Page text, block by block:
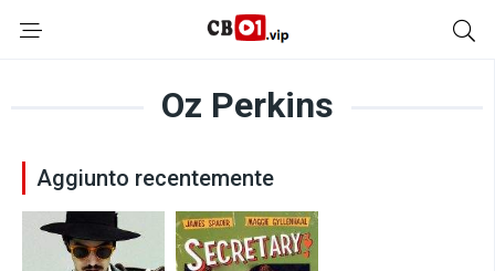
Oz Perkins
Aggiunto recentemente